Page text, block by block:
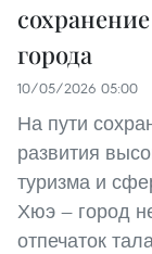
города
10/05/2026 05:00
На пути
развития
туризма и
Хюэ — город
отпечаток